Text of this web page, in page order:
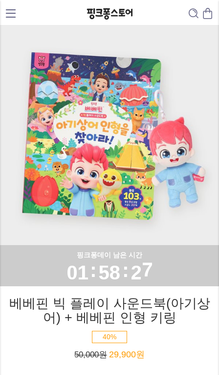
핑크퐁데이 남은 시간
0
1
2
3
0
1
2
3
4
:
0
1
2
3
4
5
6
7
8
0
1
2
3
4
5
6
7
8
9
:
0
1
2
3
4
5
0
1
2
3
4
5
6
8
베베핀 빅 플레이 사운드북(아기상
어) + 베베핀 인형 키링
40%
50,000원 29,900원